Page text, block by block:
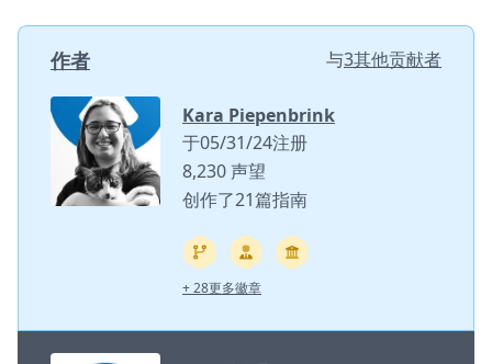
作者 与3其他贡献者
Kara Piepenbrink
于05/31/24注册
8,230 声望
创作了21篇指南
+ 28更多徽章